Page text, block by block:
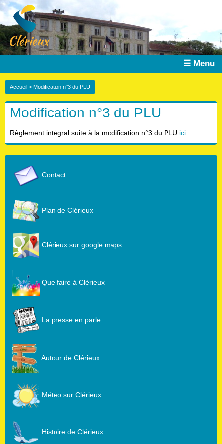
☰ Menu
Accueil > Modification n°3 du PLU
Modification n°3 du PLU
Règlement intégral suite à la modification n°3 du PLU ici
Contact
Plan de Clérieux
Clérieux sur google maps
Que faire à Clérieux
La presse en parle
Autour de Clérieux
Météo sur Clérieux
Histoire de Clérieux